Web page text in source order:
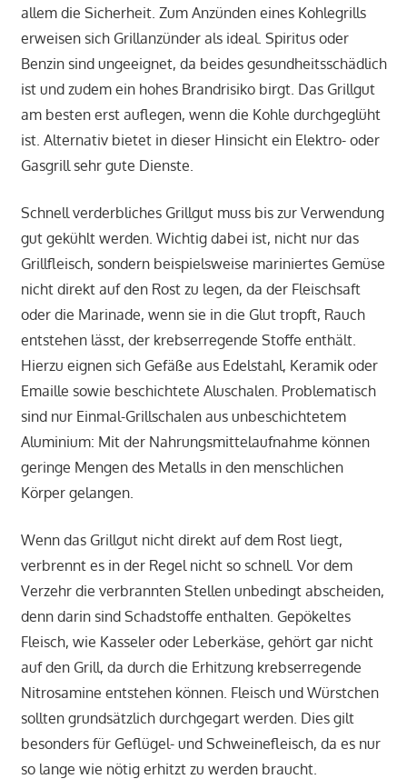
allem die Sicherheit. Zum Anzünden eines Kohlegrills
erweisen sich Grillanzünder als ideal. Spiritus oder
Benzin sind ungeeignet, da beides gesundheitsschädlich
ist und zudem ein hohes Brandrisiko birgt. Das Grillgut
am besten erst auflegen, wenn die Kohle durchgeglüht
ist. Alternativ bietet in dieser Hinsicht ein Elektro- oder
Gasgrill sehr gute Dienste.
Schnell verderbliches Grillgut muss bis zur Verwendung
gut gekühlt werden. Wichtig dabei ist, nicht nur das
Grillfleisch, sondern beispielsweise mariniertes Gemüse
nicht direkt auf den Rost zu legen, da der Fleischsaft
oder die Marinade, wenn sie in die Glut tropft, Rauch
entstehen lässt, der krebserregende Stoffe enthält.
Hierzu eignen sich Gefäße aus Edelstahl, Keramik oder
Emaille sowie beschichtete Aluschalen. Problematisch
sind nur Einmal-Grillschalen aus unbeschichtetem
Aluminium: Mit der Nahrungsmittelaufnahme können
geringe Mengen des Metalls in den menschlichen
Körper gelangen.
Wenn das Grillgut nicht direkt auf dem Rost liegt,
verbrennt es in der Regel nicht so schnell. Vor dem
Verzehr die verbrannten Stellen unbedingt abscheiden,
denn darin sind Schadstoffe enthalten. Gepökeltes
Fleisch, wie Kasseler oder Leberkäse, gehört gar nicht
auf den Grill, da durch die Erhitzung krebserregende
Nitrosamine entstehen können. Fleisch und Würstchen
sollten grundsätzlich durchgegart werden. Dies gilt
besonders für Geflügel- und Schweinefleisch, da es nur
so lange wie nötig erhitzt zu werden braucht.